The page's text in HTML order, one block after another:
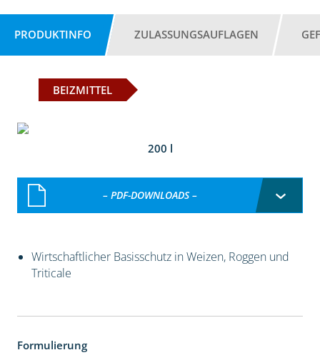
PRODUKTINFO ZULASSUNGSAUFLAGEN
BEIZMITTEL
200 l
– PDF-DOWNLOADS –
Wirtschaftlicher Basisschutz in Weizen, Roggen und
Triticale
Formulierung